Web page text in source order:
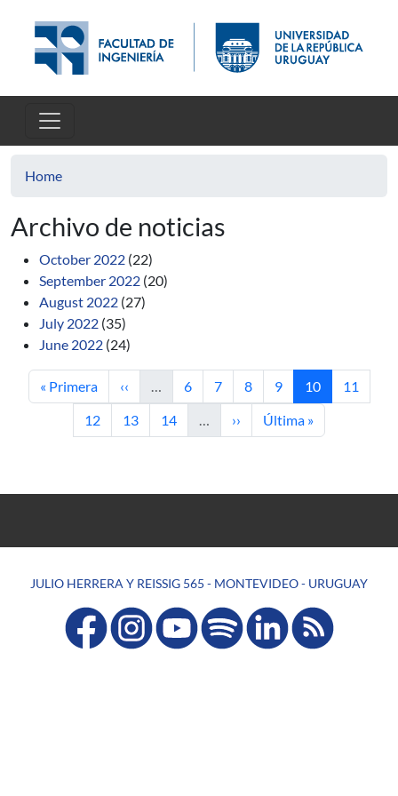
Home
Archivo de noticias
October 2022 (22)
September 2022 (20)
August 2022 (27)
July 2022 (35)
June 2022 (24)
First page
« Primera Previous page
‹‹ … Page
6 Page
7 Page
8 Page
9 Current page
10 Page
11
Page
12 Page
13 Page
14 … Next page
›› Last page
Última »
JULIO HERRERA Y REISSIG 565 - MONTEVIDEO - URUGUAY